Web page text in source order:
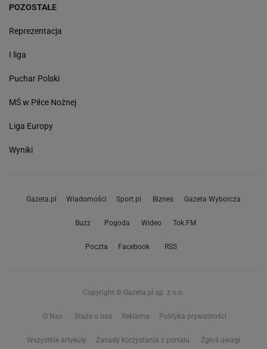
POZOSTAŁE
Reprezentacja
I liga
Puchar Polski
MŚ w Piłce Nożnej
Liga Europy
Wyniki
Gazeta.pl Wiadomości Sport.pl Biznes Gazeta Wyborcza
Buzz Pogoda Wideo Tok.FM
Poczta Facebook RSS
Copyright © Gazeta.pl sp. z o.o.
O Nas Staże u nas Reklama Polityka prywatności
Wszystkie artykuły Zasady korzystania z portalu Zgłoś uwagi